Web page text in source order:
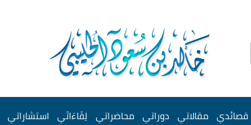
قصائدي مقالاتي دوراتي محاضراتي لِقَاءَاتَي استشاراتي